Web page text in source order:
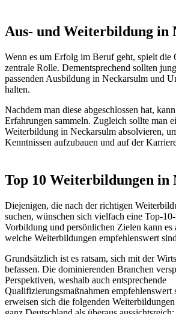
Aus- und Weiterbildung in
Wenn es um Erfolg im Beruf geht, spielt die
zentrale Rolle. Dementsprechend sollten
passenden Ausbildung in Neckarsulm und
halten.
Nachdem man diese abgeschlossen hat,
Erfahrungen sammeln. Zugleich sollte man
Weiterbildung in Neckarsulm absolvieren,
Kenntnissen aufzubauen und auf der
Top 10 Weiterbildungen in
Diejenigen, die nach der richtigen
suchen, wünschen sich vielfach eine Top-
Vorbildung und persönlichen Zielen kann es
welche Weiterbildungen empfehlenswert
Grundsätzlich ist es ratsam, sich mit der
befassen. Die dominierenden Branchen
Perspektiven, weshalb auch entsprechende
Qualifizierungsmaßnahmen
erweisen sich die folgenden